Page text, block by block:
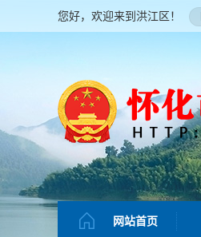
您好，欢迎来到洪江区！
网站首页